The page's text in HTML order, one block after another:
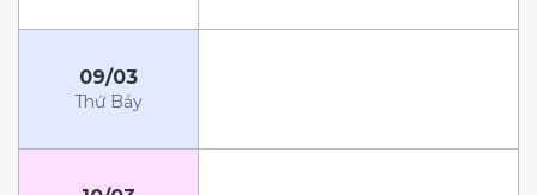
09/03
Thứ Bảy